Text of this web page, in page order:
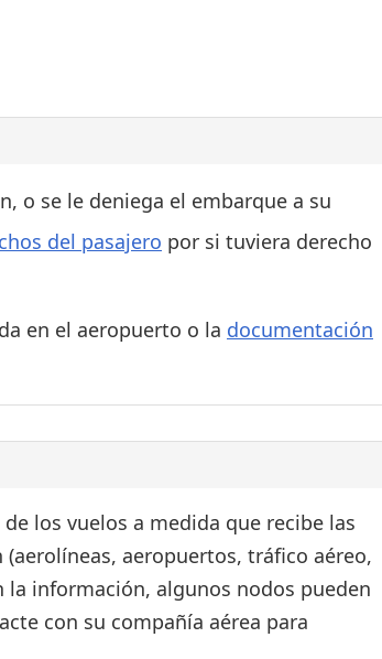
o se le deniega el embarque a su
del pasajero por si tuviera derecho
en el aeropuerto o la documentación
los vuelos a medida que recibe las
aeropuertos, tráfico aéreo,
la información, algunos nodos pueden
con su compañía aérea para